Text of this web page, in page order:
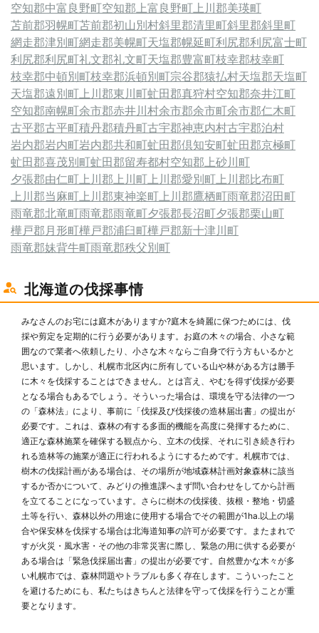
空知郡中富良野町空知郡上富良野町上川郡美瑛町
苫前郡羽幌町苫前郡初山別村斜里郡清里町斜里郡斜里町
網走郡津別町網走郡美幌町天塩郡幌延町利尻郡利尻富士町
利尻郡利尻町礼文郡礼文町天塩郡豊富町枝幸郡枝幸町
枝幸郡中頓別町枝幸郡浜頓別町宗谷郡猿払村天塩郡天塩町
天塩郡遠別町上川郡東川町虻田郡真狩村空知郡奈井江町
空知郡南幌町余市郡赤井川村余市郡余市町余市郡仁木町
古平郡古平町積丹郡積丹町古宇郡神恵内村古宇郡泊村
岩内郡岩内町岩内郡共和町虻田郡倶知安町虻田郡京極町
虻田郡喜茂別町虻田郡留寿都村空知郡上砂川町
夕張郡由仁町上川郡上川町上川郡愛別町上川郡比布町
上川郡当麻町上川郡東神楽町上川郡鷹栖町雨竜郡沼田町
雨竜郡北竜町雨竜郡雨竜町夕張郡長沼町夕張郡栗山町
樺戸郡月形町樺戸郡浦臼町樺戸郡新十津川町
雨竜郡妹背牛町雨竜郡秩父別町
北海道の伐採事情
みなさんのお宅には庭木がありますか?庭木を綺麗に保つためには、伐
採や剪定を定期的に行う必要があります。お庭の木々の場合、小さな範
囲なので業者へ依頼したり、小さな木々ならご自身で行う方もいるかと
思います。しかし、札幌市北区内に所有している山や林がある方は勝手
に木々を伐採することはできません。とは言え、やむを得ず伐採が必要
となる場合もあるでしょう。そういった場合は、環境を守る法律の一つ
の「森林法」により、事前に「伐採及び伐採後の造林届出書」の提出が
必要です。これは、森林の有する多面的機能を高度に発揮するために、
適正な森林施業を確保する観点から、立木の伐採、それに引き続き行わ
れる造林等の施業が適正に行われるようにするためです。札幌市では、
樹木の伐採計画がある場合は、その場所が地域森林計画対象森林に該当
するか否かについて、みどりの推進課へまず問い合わせをしてから計画
を立てることになっています。さらに樹木の伐採後、抜根・整地・切盛
土等を行い、森林以外の用途に使用する場合でその範囲が1ha.以上の場
合や保安林を伐採する場合は北海道知事の許可が必要です。またまれで
すが火災・風水害・その他の非常災害に際し、緊急の用に供する必要が
ある場合は「緊急伐採届出書」の提出が必要です。自然豊かな木々が多
い札幌市では、森林問題やトラブルも多く存在します。こういったこと
を避けるためにも、私たちはきちんと法律を守って伐採を行うことが重
要となります。